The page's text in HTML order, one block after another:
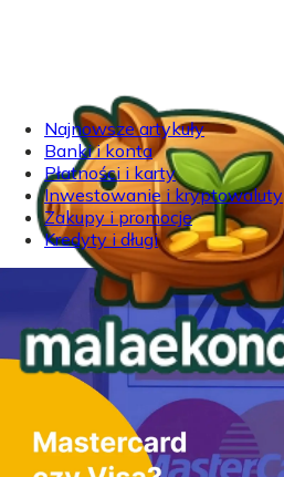
Najnowsze artykuły
Banki i konta
Płatności i karty
Inwestowanie i kryptowaluty
Zakupy i promocje
Kredyty i długi